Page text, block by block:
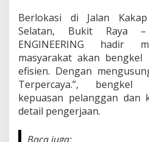
r
n
,
B
e
n
Berlokasi di Jalan
Selatan, Bukit Raya –
ENGINEERING hadir
masyarakat akan
efisien. Dengan
Terpercaya.”, bengkel
kepuasan pelanggan dan
detail pengerjaan.